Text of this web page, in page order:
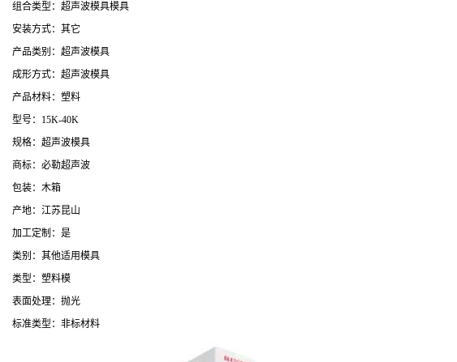
组合类型：超声波模具模具
安装方式：其它
产品类别：超声波模具
成形方式：超声波模具
产品材料：塑料
型号：15K-40K
规格：超声波模具
商标：必勒超声波
包装：木箱
产地：江苏昆山
加工定制：是
类别：其他适用模具
类型：塑料模
表面处理：抛光
标准类型：非标材料